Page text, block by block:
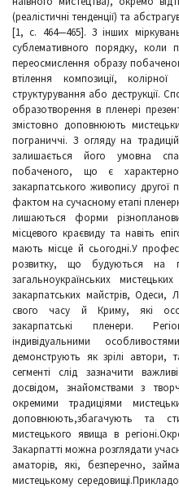
(реалістичні тенденції) та
[1, с. 464—465]. З інших
сублемативного порядку, коли
переосмислення образу
втілення композиції,
структурування або деструкції.
образотворення в пленері
змістовно доповнюють
пограниччі. З огляду на
залишається його умовна
побаченого, що є
закарпатського живопису другої
фактом на сучасному етапі
лишаються форми
місцевого краєвиду та навіть
мають місце й сьогодні.У
розвитку, що будуються на
загальноукраїнських
закарпатських майстрів, Одеси,
свого часу й Криму, які
закарпатські пленери.
індивідуальними
демонструють як зрілі автори,
сегменті слід зазначити
досвідом, знайомствами з
окремими традиціями
доповнюють,збагачують та
мистецького явища в
Закарпатті можна розглядати
аматорів, які, безперечно,
мистецькому